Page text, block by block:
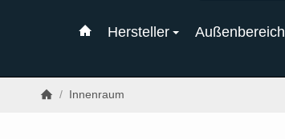
Hersteller Außenbereich
/ Innenraum